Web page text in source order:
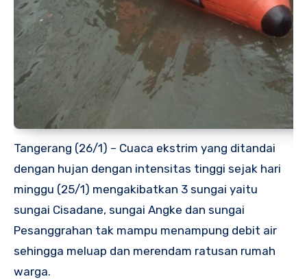
Tangerang (26/1) – Cuaca ekstrim yang ditandai
dengan hujan dengan intensitas tinggi sejak hari
minggu (25/1) mengakibatkan 3 sungai yaitu
sungai Cisadane, sungai Angke dan sungai
Pesanggrahan tak mampu menampung debit air
sehingga meluap dan merendam ratusan rumah
warga.